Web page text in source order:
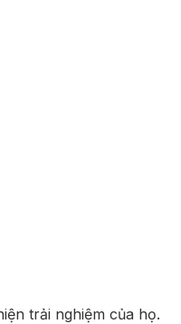
trải nghiệm của họ.